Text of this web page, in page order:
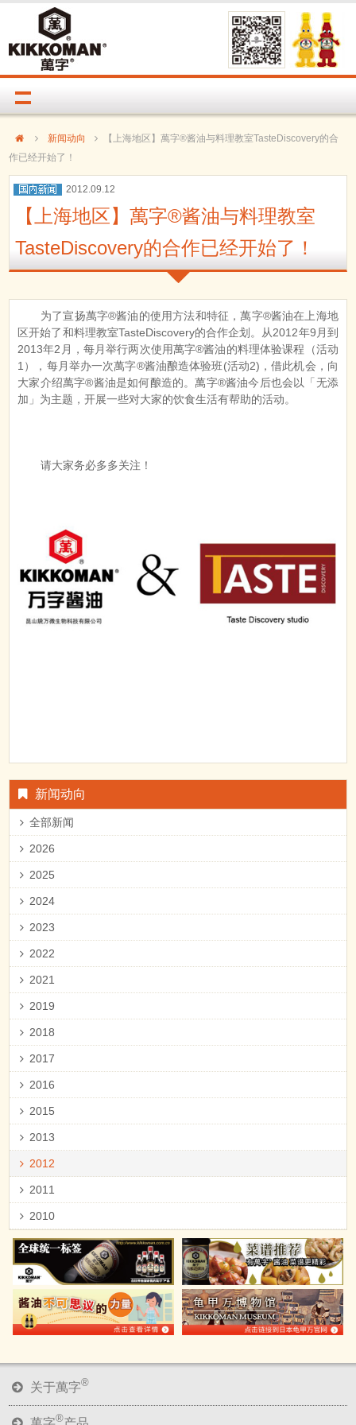
新闻动向
【上海地区】萬字®酱油与料理教室TasteDiscovery的合
作已经开始了！
2012.09.12
【上海地区】萬字®酱油与料理教室
TasteDiscovery的合作已经开始了！
为了宣扬萬字®酱油的使用方法和特征，萬字®酱油在上海地
区开始了和料理教室TasteDiscovery的合作企划。从2012年9月到
2013年2月，每月举行两次使用萬字®酱油的料理体验课程（活动
1），每月举办一次萬字®酱油酿造体验班(活动2)，借此机会，向
大家介绍萬字®酱油是如何酿造的。萬字®酱油今后也会以「无添
加」为主题，开展一些对大家的饮食生活有帮助的活动。
请大家务必多多关注！
新闻动向
全部新闻
2026
2025
2024
2023
2022
2021
2019
2018
2017
2016
2015
2013
2012
2011
2010
关于萬字®
®